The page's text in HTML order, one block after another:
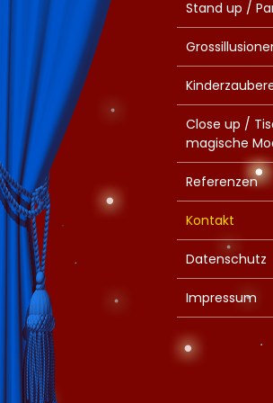
Stand up /
Close up /
magische
Referenzen
Kontakt
Datenschutz
Impressum